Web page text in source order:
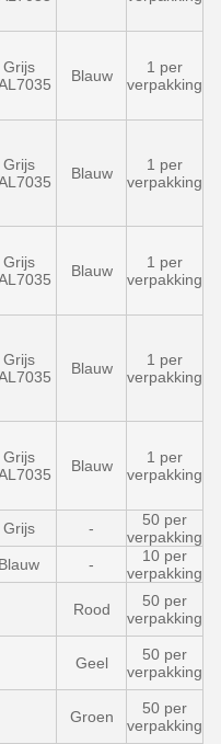
Grijs
Blauw
1 per
verpakking
Grijs
Blauw
1 per
verpakking
Grijs
Blauw
1 per
verpakking
Grijs
Blauw
1 per
verpakking
Grijs
Blauw
1 per
verpakking
Grijs -
50 per
verpakking
Blauw -
10 per
verpakking
Rood
50 per
verpakking
Geel
50 per
verpakking
Groen
50 per
verpakking